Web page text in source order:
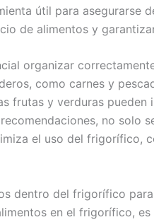
útil para asegurarse
de alimentos y
organizar
como carnes y
frutas y verduras pueden
no solo
el uso del frigorífico,
dentro del frigorífico
en el frigorífico,